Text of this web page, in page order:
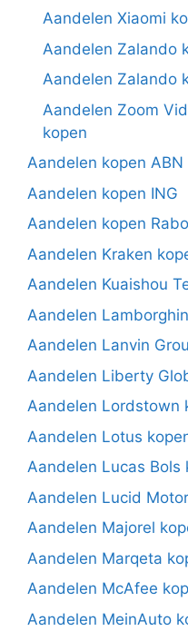
Aandelen Xiaomi
Aandelen Zalando
Aandelen Zalando
Aandelen Zoom
kopen
Aandelen kopen ABN
Aandelen kopen ING
Aandelen kopen
Aandelen Kraken
Aandelen Kuaishou
Aandelen
Aandelen Lanvin
Aandelen Liberty
Aandelen Lordstown
Aandelen Lotus
Aandelen Lucas Bols
Aandelen Lucid
Aandelen Majorel
Aandelen Marqeta
Aandelen McAfee
Aandelen MeinAuto